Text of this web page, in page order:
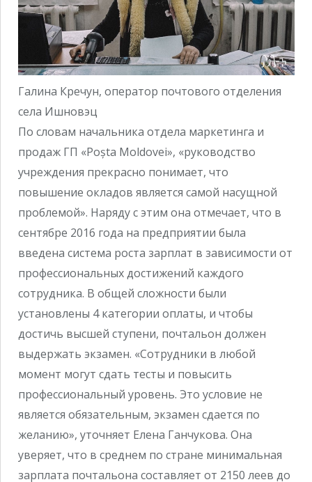
Галина Кречун, оператор почтового отделения
села Ишновэц
По словам начальника отдела маркетинга и
продаж ГП «Poșta Moldovei», «руководство
учреждения прекрасно понимает, что
повышение окладов является самой насущной
проблемой». Наряду с этим она отмечает, что в
сентябре 2016 года на предприятии была
введена система роста зарплат в зависимости от
профессиональных достижений каждого
сотрудника. В общей сложности были
установлены 4 категории оплаты, и чтобы
достичь высшей ступени, почтальон должен
выдержать экзамен. «Сотрудники в любой
момент могут сдать тесты и повысить
профессиональный уровень. Это условие не
является обязательным, экзамен сдается по
желанию», уточняет Елена Ганчукова. Она
уверяет, что в среднем по стране минимальная
зарплата почтальона составляет от 2150 леев до